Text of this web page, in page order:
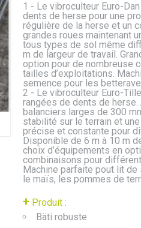
+ Produit :
Bäti robuste
1 - Le vibroculteur Euro-
dents de herse pour une
régulière de la herse et un
grandes roues maintenant
tous types de sol même
m de largeur de travail.
option pour de nombreuse
tailles d’exploitations.
semence pour les
2 - Le vibroculteur Euro-
rangées de dents de
balanciers larges de 300
stabilité sur le terrain et
précise et constante pour
Disponible de 6 m à 10 m
choix d’équipements en
combinaisons pour
Machine parfaite pout lit
le maïs, les pommes de